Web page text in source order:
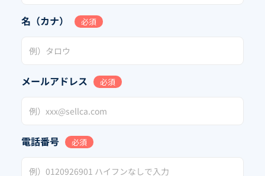
名（カナ） 必須
メールアドレス 必須
電話番号 必須